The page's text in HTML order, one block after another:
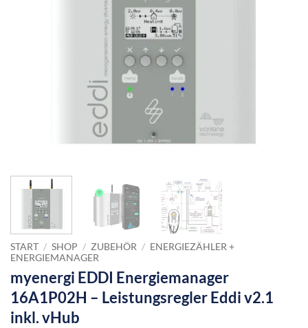
START / SHOP / ZUBEHÖR / ENERGIEZÄHLER +
ENERGIEMANAGER
myenergi EDDI Energiemanager
16A1P02H – Leistungsregler Eddi v2.1
inkl. vHub